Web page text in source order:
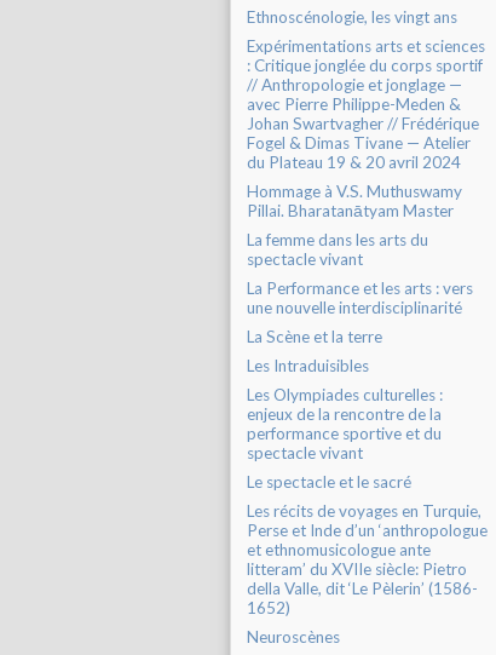
Ethnoscénologie, les vingt ans
Expérimentations arts et sciences
: Critique jonglée du corps sportif
// Anthropologie et jonglage —
avec Pierre Philippe-Meden &
Johan Swartvagher // Frédérique
Fogel & Dimas Tivane — Atelier
du Plateau 19 & 20 avril 2024
Hommage à V.S. Muthuswamy
Pillai. Bharatanātyam Master
La femme dans les arts du
spectacle vivant
La Performance et les arts : vers
une nouvelle interdisciplinarité
La Scène et la terre
Les Intraduisibles
Les Olympiades culturelles :
enjeux de la rencontre de la
performance sportive et du
spectacle vivant
Le spectacle et le sacré
Les récits de voyages en Turquie,
Perse et Inde d’un ‘anthropologue
et ethnomusicologue ante
litteram’ du XVIIe siècle: Pietro
della Valle, dit ‘Le Pèlerin’ (1586-
1652)
Neuroscènes